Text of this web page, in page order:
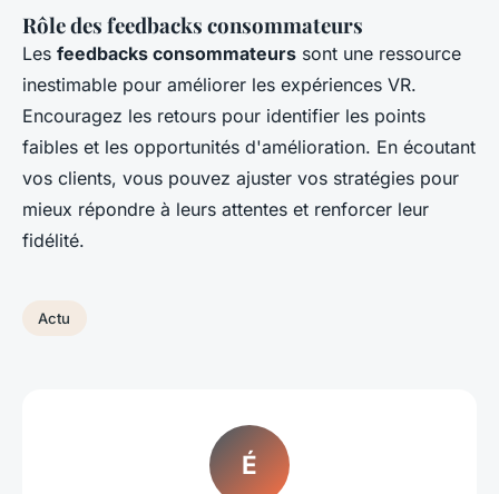
Rôle des feedbacks consommateurs
Les feedbacks consommateurs sont une ressource
inestimable pour améliorer les expériences VR.
Encouragez les retours pour identifier les points
faibles et les opportunités d'amélioration. En écoutant
vos clients, vous pouvez ajuster vos stratégies pour
mieux répondre à leurs attentes et renforcer leur
fidélité.
Actu
É